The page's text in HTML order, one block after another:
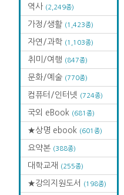
역사 (2,249종)
가정/생활 (1,423종)
자연/과학 (1,103종)
취미/여행 (847종)
문화/예술 (770종)
컴퓨터/인터넷 (724종)
국외 eBook (681종)
★상명 ebook (601종)
요약본 (388종)
대학교재 (255종)
★강의지원도서 (198종)